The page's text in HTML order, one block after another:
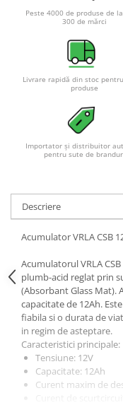
Peste 4000 de produse de
300 de mărci
Livrare rapidă din stoc
produse
Importator și distribuitor
pentru sute de
Descriere
Acumulator VRLA CSB
Acumulatorul VRLA
plumb-acid reglat prin
(Absorbant Glass Mat).
capacitate de 12Ah.
fiabila si o durata de
in regim de asteptare.
Caracteristici principale:
Tensiune: 12V
Capacitate: 12Ah
Curent maxim de